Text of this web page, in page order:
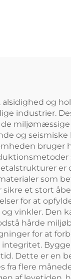
og
industrier.
og
er
som
et stort
for at
vinkler. Den
hårde
for at
Dette er en
flere